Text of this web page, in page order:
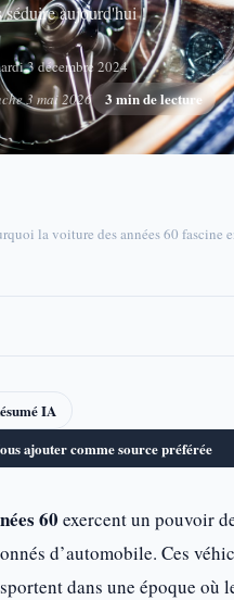
séduire aujourd'hui !
3 décembre 2024
3 mai 2026
3 min de lecture
la voiture des années 60 fascine
IA
ajouter comme source préférée
60 exercent un pouvoir
d’automobile. Ces
dans une époque où